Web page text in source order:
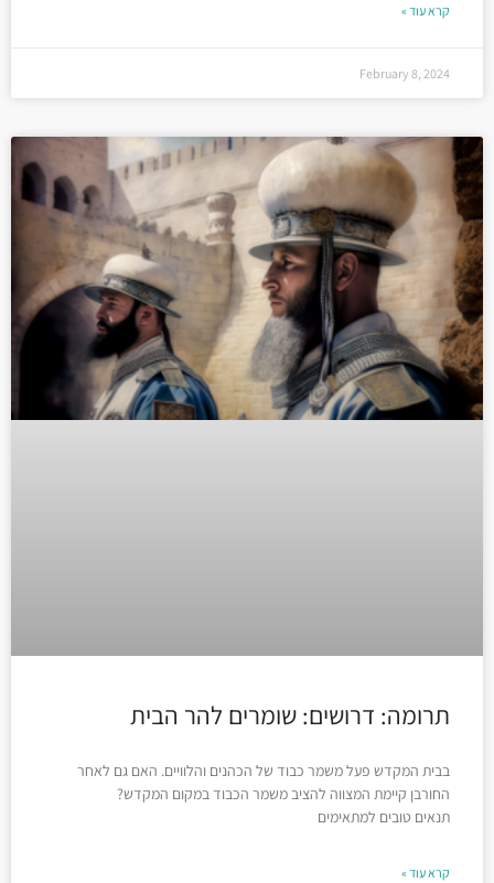
קרא עוד »
February 8, 2024
תרומה: דרושים: שומרים להר הבית
בבית המקדש פעל משמר כבוד של הכהנים והלוויים. האם גם לאחר
החורבן קיימת המצווה להציב משמר הכבוד במקום המקדש?
תנאים טובים למתאימים
קרא עוד »